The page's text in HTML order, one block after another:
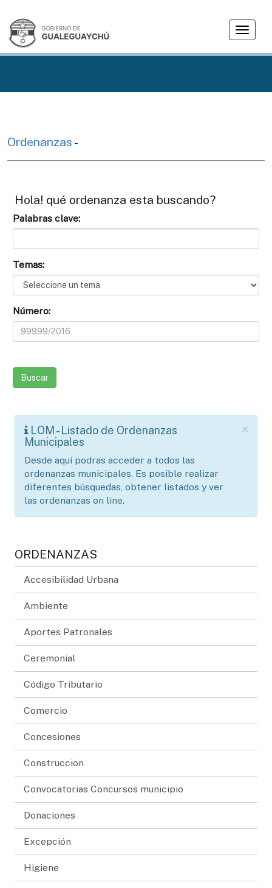
T
g
n
Ordenanzas -
Hola! qué ordenanza esta buscando?
Palabras clave:
Temas:
Número:
×
LOM - Listado de Ordenanzas
Municipales
Desde aquí podras acceder a todos las
ordenanzas municipales. Es posible realizar
diferentes búsquedas, obtener listados y ver
las ordenanzas on line.
ORDENANZAS
Accesibilidad Urbana
Ambiente
Aportes Patronales
Ceremonial
Código Tributario
Comercio
Concesiones
Construccion
Convocatorias Concursos municipio
Donaciones
Excepción
Higiene